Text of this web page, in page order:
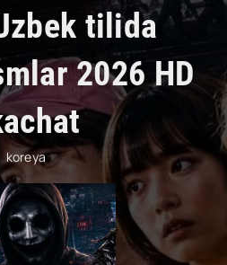
tilida
2026 HD
koreya